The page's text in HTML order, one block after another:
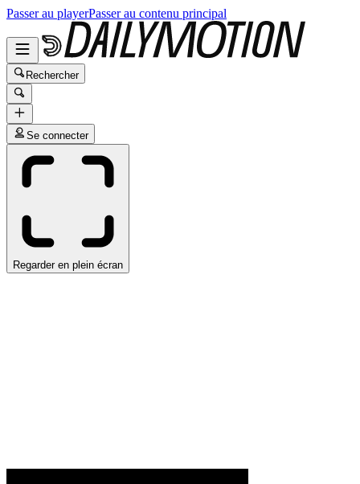
Passer au playerPasser au contenu principal
Rechercher
Se connecter
Regarder en plein écran